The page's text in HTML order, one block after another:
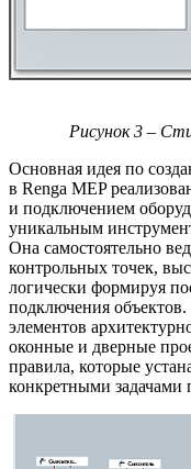
Рисунок 3 –
Основная идея по
в Renga MEP
и подключением
уникальным
Она самостоятельно
контрольных точек,
логически формируя
подключения
элементов
оконные и дверные
правила, которые
конкретными задачами